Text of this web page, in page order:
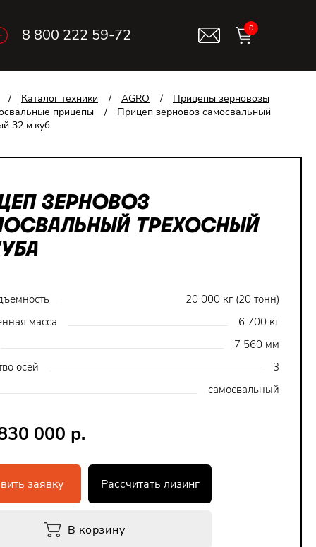
8 800 222 59-72 0
/ Каталог техники / AGRO /
Прицепы зерновозы
прицепы
/
Прицеп зерновоз самосвальный
32 м.куб
ЗЕРНОВОЗ
ТРЕХОСНЫЙ
20 000 кг (20 тонн)
масса
6 700 кг
7 560 мм
осей
3
самосвальный
000 р.
заявку Рассчитать лизинг
В корзину